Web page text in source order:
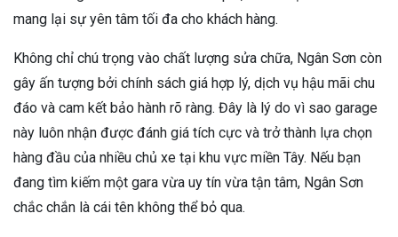
mang lại sự yên tâm tối đa cho khách hàng.
Không chỉ chú trọng vào chất lượng sửa chữa, Ngân Sơn còn
gây ấn tượng bởi chính sách giá hợp lý, dịch vụ hậu mãi chu
đáo và cam kết bảo hành rõ ràng. Đây là lý do vì sao garage
này luôn nhận được đánh giá tích cực và trở thành lựa chọn
hàng đầu của nhiều chủ xe tại khu vực miền Tây. Nếu bạn
đang tìm kiếm một gara vừa uy tín vừa tận tâm, Ngân Sơn
chắc chắn là cái tên không thể bỏ qua.